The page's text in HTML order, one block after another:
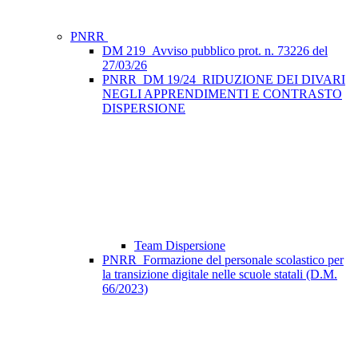
PNRR
DM 219_Avviso pubblico prot. n. 73226 del
27/03/26
PNRR_DM 19/24_RIDUZIONE DEI DIVARI
NEGLI APPRENDIMENTI E CONTRASTO
DISPERSIONE
Team Dispersione
PNRR_Formazione del personale scolastico per
la transizione digitale nelle scuole statali (D.M.
66/2023)